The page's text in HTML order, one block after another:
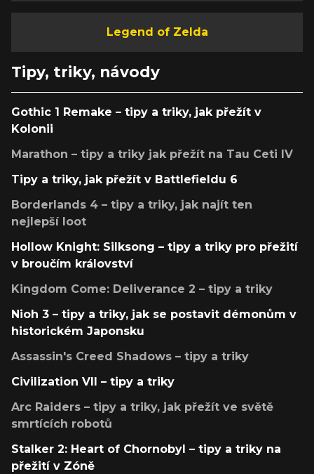
Legend of Zelda
Tipy, triky, návody
Gothic 1 Remake – tipy a triky, jak přežít v
Kolonii
Marathon – tipy a triky jak přežít na Tau Ceti IV
Tipy a triky, jak přežít v Battlefieldu 6
Borderlands 4 – tipy a triky, jak najít ten
nejlepší loot
Hollow Knight: Silksong – tipy a triky pro přežití
v broučím království
Kingdom Come: Deliverance 2 – tipy a triky
Nioh 3 – tipy a triky, jak se postavit démonům v
historickém Japonsku
Assassin's Creed Shadows – tipy a triky
Civilization VII – tipy a triky
Arc Raiders – tipy a triky, jak přežít ve světě
smrtících robotů
Stalker 2: Heart of Chornobyl – tipy a triky na
přežití v Zóně